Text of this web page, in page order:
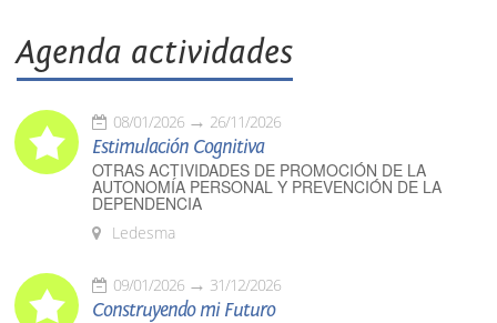
Agenda actividades
08/01/2026 26/11/2026
Estimulación Cognitiva
OTRAS ACTIVIDADES DE PROMOCIÓN DE LA
AUTONOMÍA PERSONAL Y PREVENCIÓN DE LA
DEPENDENCIA
Ledesma
09/01/2026 31/12/2026
Construyendo mi Futuro